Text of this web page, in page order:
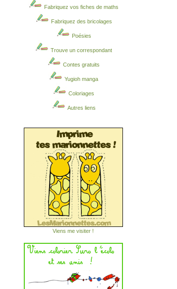
Fabriquez vos fiches de maths
Fabriquez des bricolages
Poésies
Trouve un correspondant
Contes gratuits
Yugioh manga
Coloriages
Autres liens
Viens me visiter !